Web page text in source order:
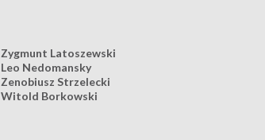
Zygmunt Latoszewski
Leo Nedomansky
Zenobiusz Strzelecki
Witold Borkowski